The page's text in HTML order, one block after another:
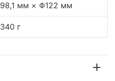
98,1 мм × Φ122 мм
340 г